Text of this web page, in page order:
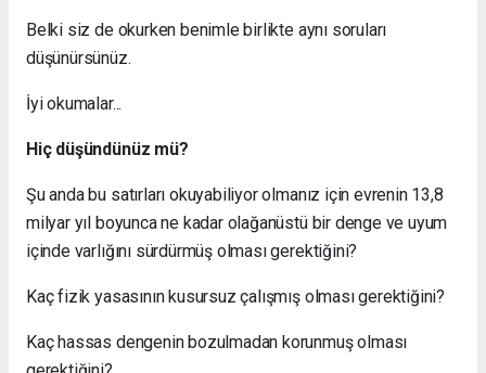
Belki siz de okurken benimle birlikte aynı soruları
düşünürsünüz.
İyi okumalar...
Hiç düşündünüz mü?
Şu anda bu satırları okuyabiliyor olmanız için evrenin 13,8
milyar yıl boyunca ne kadar olağanüstü bir denge ve uyum
içinde varlığını sürdürmüş olması gerektiğini?
Kaç fizik yasasının kusursuz çalışmış olması gerektiğini?
Kaç hassas dengenin bozulmadan korunmuş olması